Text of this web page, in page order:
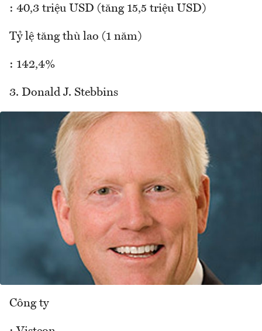
: 40,3 triệu USD (tăng 15,5 triệu USD)
Tỷ lệ tăng thù lao (1 năm)
: 142,4%
3. Donald J. Stebbins
Công ty